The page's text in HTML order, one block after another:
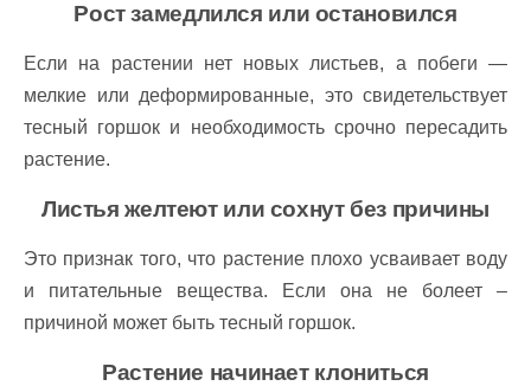
Рост замедлился или остановился
Если на растении нет новых листьев, а побеги —
мелкие или деформированные, это свидетельствует
тесный горшок и необходимость срочно пересадить
растение.
Листья желтеют или сохнут без причины
Это признак того, что растение плохо усваивает воду
и питательные вещества. Если она не болеет –
причиной может быть тесный горшок.
Растение начинает клониться